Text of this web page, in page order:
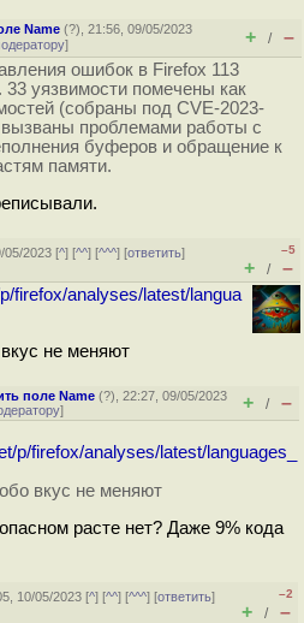
Name (?), 21:56, 09/05/2023
] + / –
ошибок в Firefox 113
33 уязвимости помечены как
(собраны под CVE-2023-
проблемами работы с
буферов и обращение к
памяти.
05/2023 [^] [^^] [^^^] [ответить]
–5
+ / –
firefox/analyses/latest/langua
не меняют
поле Name (?), 22:27, 09/05/2023
] + / –
p/firefox/analyses/latest/languages_
вкус не меняют
расте нет? Даже 9% кода
10/05/2023 [^] [^^] [^^^] [ответить]
–2
+ / –